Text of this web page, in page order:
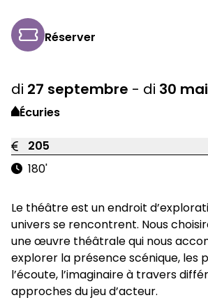
Réserver
di 27 septembre - di 30 mai
Écuries
205
180'
Le théâtre est un endroit
univers se rencontrent. Nous
une œuvre théâtrale qui nous
explorer la présence scénique, les
l’écoute, l’imaginaire à travers
approches du jeu d’acteur.